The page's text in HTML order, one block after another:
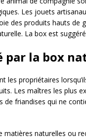
Les jouets
des produits hauts de
La box est
par la box
les propriétaires
Les maîtres les plus
friandises qui ne
naturelles ou